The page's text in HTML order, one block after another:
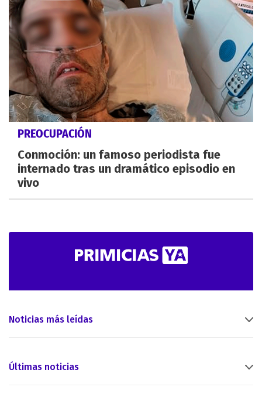
PREOCUPACIÓN
Conmoción: un famoso periodista fue
internado tras un dramático episodio en
vivo
Noticias más leídas
Últimas noticias